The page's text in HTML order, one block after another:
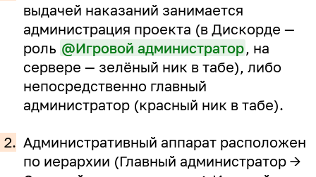
выдачей наказаний занимается
администрация проекта (в Дискорде —
роль @Игровой администратор, на
сервере — зелёный ник в табе), либо
непосредственно главный
администратор (красный ник в табе).
2. Административный аппарат расположен
по иерархии (Главный администратор ->